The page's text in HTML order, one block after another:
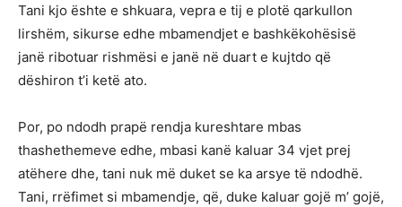
Tani kjo ështe e shkuara, vepra e tij e plotë qarkullon
lirshëm, sikurse edhe mbamendjet e bashkëkohësisë
janë ribotuar rishmësi e janë në duart e kujtdo që
dëshiron t’i ketë ato.
Por, po ndodh prapë rendja kureshtare mbas
thashethemeve edhe, mbasi kanë kaluar 34 vjet prej
atëhere dhe, tani nuk më duket se ka arsye të ndodhë.
Tani, rrëfimet si mbamendje, që, duke kaluar gojë m’ gojë,